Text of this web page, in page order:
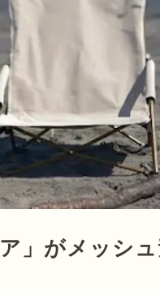
」がメッシ